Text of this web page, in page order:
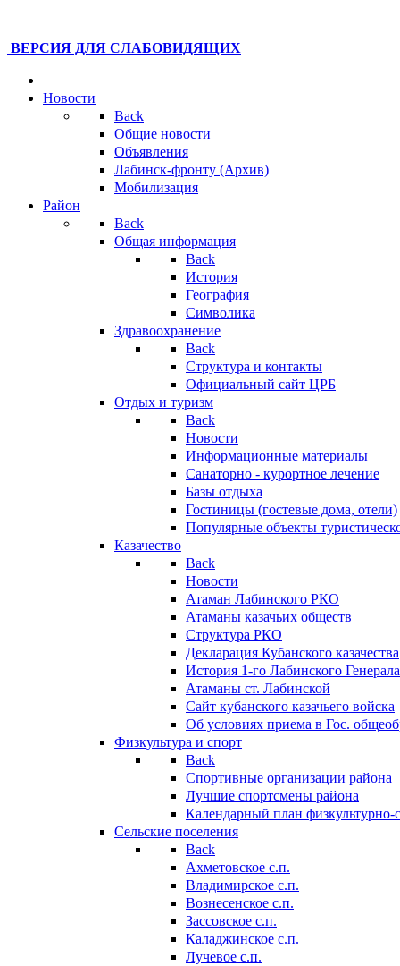
ВЕРСИЯ ДЛЯ СЛАБОВИДЯЩИХ
Новости
Back
Общие новости
Объявления
Лабинск-фронту (Архив)
Мобилизация
Район
Back
Общая информация
Back
История
География
Символика
Здравоохранение
Back
Структура и контакты
Официальный сайт ЦРБ
Отдых и туризм
Back
Новости
Информационные материалы
Санаторно - курортное лечение
Базы отдыха
Гостиницы (гостевые дома, отели)
Популярные объекты
Казачество
Back
Новости
Атаман Лабинского РКО
Атаманы казачьих обществ
Структура РКО
Декларация Кубанского казачества
История 1-го Лабинского
Атаманы ст. Лабинской
Cайт кубанского казачьего войска
Об условиях приема в Гос.
Физкультура и спорт
Back
Спортивные организации района
Лучшие спортсмены района
Календарный план
Сельские поселения
Back
Ахметовское с.п.
Владимирское с.п.
Вознесенское с.п.
Зассовское с.п.
Каладжинское с.п.
Лучевое с.п.